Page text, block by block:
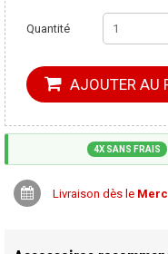
Quantité
AJOUTER AU
4X SANS FRAIS
Livraison dès le